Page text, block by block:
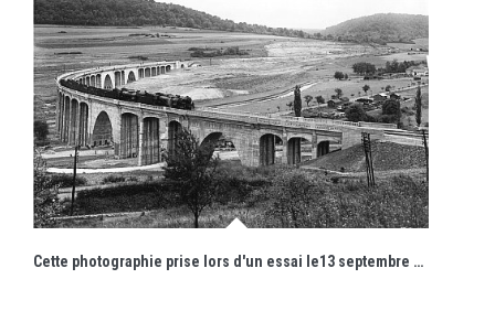
Cette photographie prise lors d'un essai le13 septembre 1932 témoigne de l'état originel du pont et de son impact dans le paysage.